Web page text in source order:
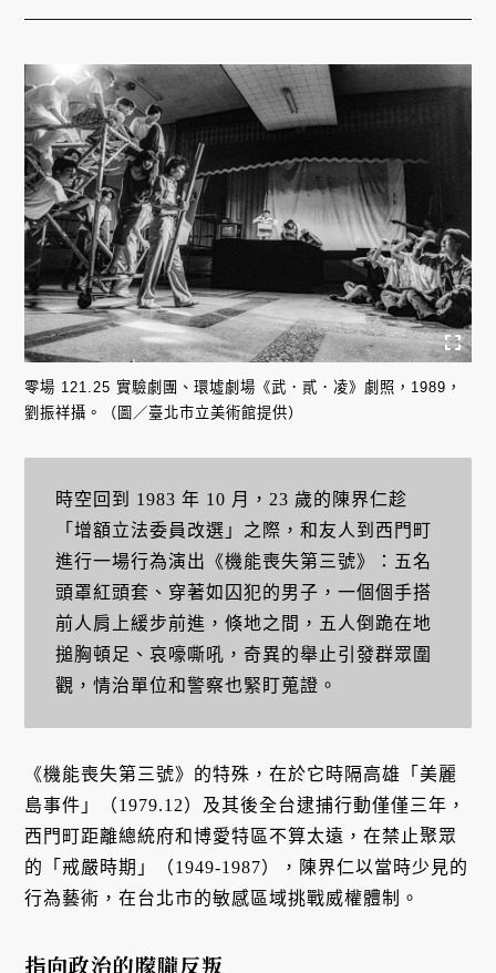
零場 121.25 實驗劇團、環墟劇場《武．貳．凌》劇照，1989，
劉振祥攝。（圖／臺北市立美術館提供）
時空回到 1983 年 10 月，23 歲的陳界仁趁
「增額立法委員改選」之際，和友人到西門町
進行一場行為演出《機能喪失第三號》：五名
頭罩紅頭套、穿著如囚犯的男子，一個個手搭
前人肩上緩步前進，倏地之間，五人倒跪在地
搥胸頓足、哀嚎嘶吼，奇異的舉止引發群眾圍
觀，情治單位和警察也緊盯蒐證。
《機能喪失第三號》的特殊，在於它時隔高雄「美麗
島事件」（1979.12）及其後全台逮捕行動僅僅三年，
西門町距離總統府和博愛特區不算太遠，在禁止聚眾
的「戒嚴時期」（1949-1987），陳界仁以當時少見的
行為藝術，在台北市的敏感區域挑戰威權體制。
指向政治的朦朧反叛